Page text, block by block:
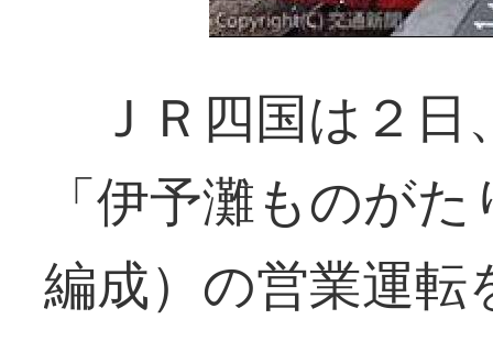
ＪＲ四国は２日
「伊予灘ものが
編成）の営業運